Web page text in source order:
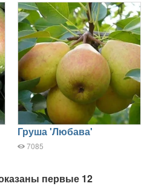
Груша 'Любава'
7085
первые 12